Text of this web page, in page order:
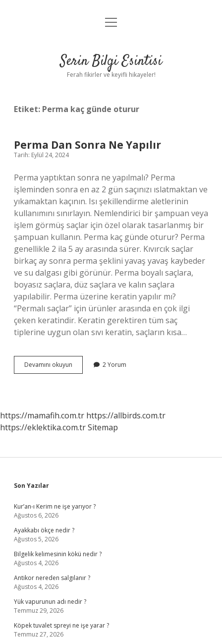
Anasayfa
Yasal Uyarı
menüyü
Serin Bilgi Esintisi
Ferah fikirler ve keyifli hikayeler!
Etiket: Perma kaç günde oturur
Perma Dan Sonra Ne Yapılır
Tarih: Eylül 24, 2024
Perma yaptıktan sonra ne yapılmalı? Perma
işleminden sonra en az 2 gün saçınızı ıslatmaktan ve
yıkamaktan kaçının. Isı şekillendirme aletlerinin
kullanımını sınırlayın. Nemlendirici bir şampuan veya
işlem görmüş saçlar için özel olarak tasarlanmış bir
şampuan kullanın. Perma kaç günde oturur? Perma
genellikle 2 ila 5 ay arasında sürer. Kıvırcık saçlar
birkaç ay sonra perma şeklini yavaş yavaş kaybeder
ve su dalgası gibi görünür. Perma boyalı saçlara,
boyasız saçlara, düz saçlara ve kalın saçlara
yapılabilir. Perma üzerine keratin yapılır mı?
“Permalı saçlar” için ürünler arasında en çok ilgi
çeken keratindir. Keratin gerektiren tüm saç
tiplerine uygun olan sıvı keratin, saçların kısa…
Devamını okuyun
Dan
2 Yorum
https://mamafih.com.tr https://allbirds.com.tr
https://eklektika.com.trSitemap
Sidebar
Son Yazılar
Kur’an-ı Kerim ne işe yarıyor ?
Ağustos 6, 2026
Ayakkabı ökçe nedir ?
Ağustos 5, 2026
Bilgelik kelimesinin kökü nedir ?
Ağustos 4, 2026
Antikor nereden salgılanır ?
Ağustos 4, 2026
Yük vapurunun adı nedir ?
Temmuz 29, 2026
Köpek tuvalet spreyi ne işe yarar ?
Temmuz 27, 2026